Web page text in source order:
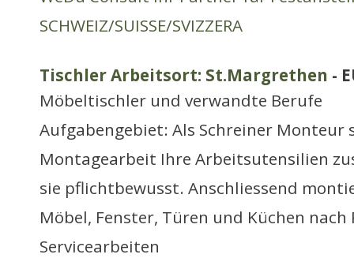
SCHWEIZ/SUISSE/SVIZZERA
Tischler Arbeitsort: St.Margrethen -
Möbeltischler und verwandte Berufe
Aufgabengebiet: Als Schreiner Monteur
Montagearbeit Ihre Arbeitsutensilien
sie pflichtbewusst. Anschliessend
Möbel, Fenster, Türen und Küchen nach
Servicearbeiten